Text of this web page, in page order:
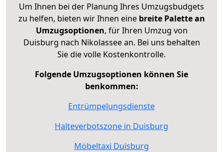
Um Ihnen bei der Planung Ihres Umzugsbudgets
zu helfen, bieten wir Ihnen eine breite Palette an
Umzugsoptionen, für Ihren Umzug von
Duisburg nach Nikolassee an. Bei uns behalten
Sie die volle Kostenkontrolle.
Folgende Umzugsoptionen können Sie
benkommen:
Entrümpelungsdienste
Halteverbotszone in Duisburg
Möbeltaxi Duisburg